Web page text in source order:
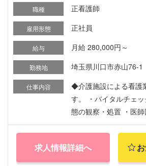
職種 正看護師
雇用形態 正社員
給与 月給 280,000円～
勤務地 埼玉県川口市赤山76-1
仕事内容
◆介護施設による看護
す。 ・バイタルチェ
態の観察・処置 ・医
求人情報詳細へ